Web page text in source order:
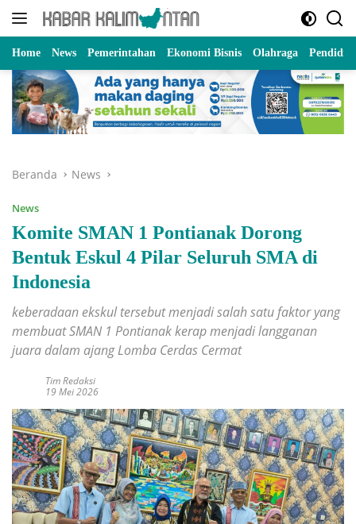
Langsung
Home News Pemerintahan Ekonomi Bisnis Olahraga
Beranda News
News
Komite SMAN 1 Pontianak Dorong
Bentuk Eskul 4 Pilar Seluruh SMA di
Indonesia
keberadaan ekskul tersebut menjadi salah satu faktor yang
membuat SMAN 1 Pontianak kerap menjadi langganan
juara dalam ajang Lomba Cerdas Cermat
Tim Redaksi
19 Mei 2026